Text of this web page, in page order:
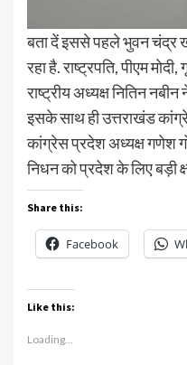
बता दें इससे पहले भुवन चंद्र
रहा है. राष्ट्रपति, पीएम
राष्ट्रीय अध्यक्ष नितिन
इसके साथ ही उत्तराखंड
कांग्रेस प्रदेश अध्यक्ष गणेश
निधन को प्रदेश के लिए बड़ी
Share this:
Facebook
Like this:
Loading...